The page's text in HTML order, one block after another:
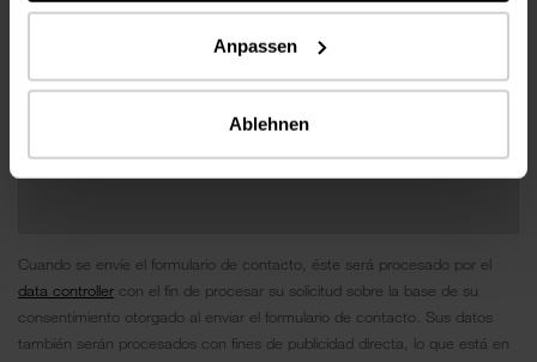
Anpassen
Ablehnen
Cuando se envíe el formulario de contacto, éste será procesado por el
data controller con el fin de procesar su solicitud sobre la base de su
consentimiento otorgado al enviar el formulario de contacto. Sus datos
también serán procesados ​​con fines de publicidad directa, lo que está en